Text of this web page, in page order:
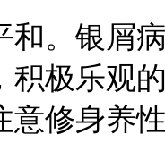
。银屑病
积极乐观
意修身养